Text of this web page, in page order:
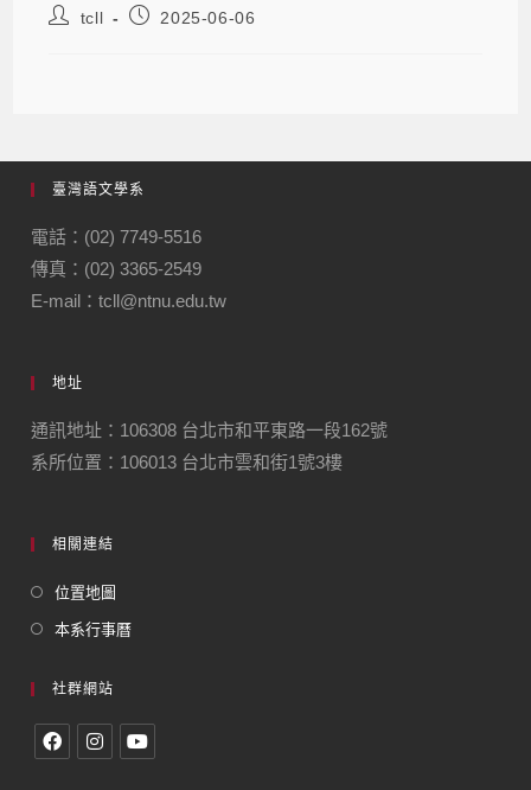
tcll 2025-06-06
臺灣語文學系
電話：(02) 7749-5516
傳真：(02) 3365-2549
E-mail：tcll@ntnu.edu.tw
地址
通訊地址：106308 台北市和平東路一段162號
系所位置：106013 台北市雲和街1號3樓
相關連結
位置地圖
本系行事曆
社群網站